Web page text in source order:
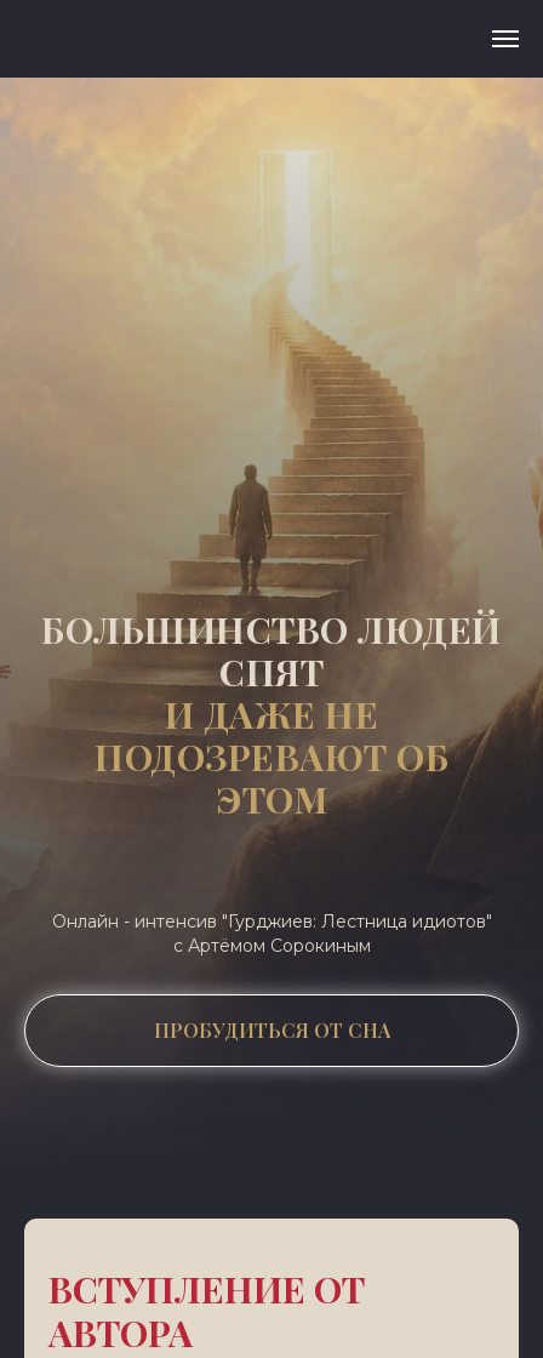
БОЛЬШИНСТВО ЛЮДЕЙ
СПЯТ
И ДАЖЕ НЕ
ПОДОЗРЕВАЮТ ОБ
ЭТОМ
Онлайн - интенсив "Гурджиев: Лестница идиотов"
с Артёмом Сорокиным
ПРОБУДИТЬСЯ ОТ СНА
ВСТУПЛЕНИЕ ОТ
АВТОРА